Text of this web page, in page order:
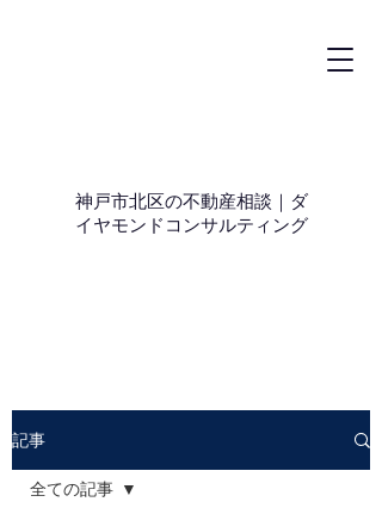
神戸市北区の不動産相談｜ダ
イヤモンドコンサルティング
記事
全ての記事